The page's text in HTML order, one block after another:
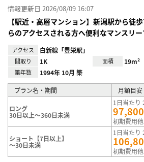
情報更新日 2026/08/09 16:07
【駅近・高層マンション】新潟駅から
らのアクセスされる方へ便利なマンスリー
アクセス 白新線「豊栄駅」
間取り 1K 面積 19m²
築年数 1994年 10月 築
プラン名・期間 月額目安
ロング
30日以上～360日未満
1日当たり
97,800
初期費用
ショート【7日以上】
～30日未満
1日当たり
初期費用